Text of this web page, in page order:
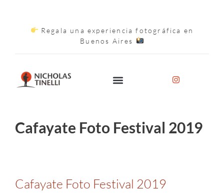
Regala una experiencia fotográfica en
Buenos Aires
Cafayate Foto Festival 2019
Cafayate Foto Festival 2019